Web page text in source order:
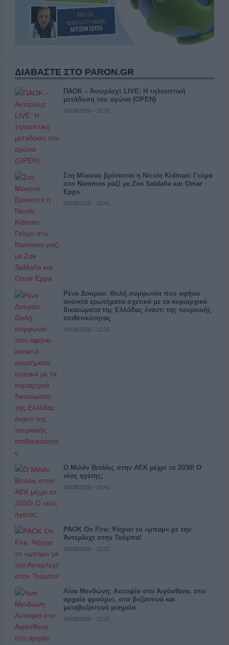
ΔΙΑΒΑΣΤΕ ΣΤΟ PARON.GR
ΠΑΟΚ – Άντερλεχτ LIVE: Η τηλεοπτική
μετάδοση του αγώνα (OPEN)
06/08/2026 - 15:50
Στη Μύκονο βρίσκεται η Nicole Kidman: Γεύμα
στο Nammos μαζί με Zoe Saldaña και Omar
Epps
06/08/2026 - 12:41
Ρένα Δούρου: Θολή συμφωνία που αφήνει
ανοικτά ερωτήματα σχετικά με τα κυριαρχικά
δικαιώματα της Ελλάδας έναντι της τουρκικής
επιθετικότητας
06/08/2026 - 12:25
Ο Μιλάν Βιτάλις στην ΑΕΚ μέχρι το 2030! Ο
νέος ηγέτης;
06/08/2026 - 10:42
PAOK On Fire: Ψάχνει το «μπαμ» με την
Άντερλεχτ στην Τούμπα!
06/08/2026 - 10:31
Λίνα Μενδώνη: Αυτοψία στα Αιγόσθενα, στο
αρχαίο φρούριο, στα βυζαντινά και
μεταβυζαντινά μνημεία
06/08/2026 - 10:26